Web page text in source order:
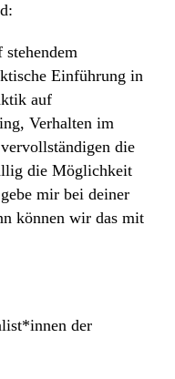
Einführung in
auf
Verhalten im
die
die Möglichkeit
mir bei deiner
können wir das mit
der